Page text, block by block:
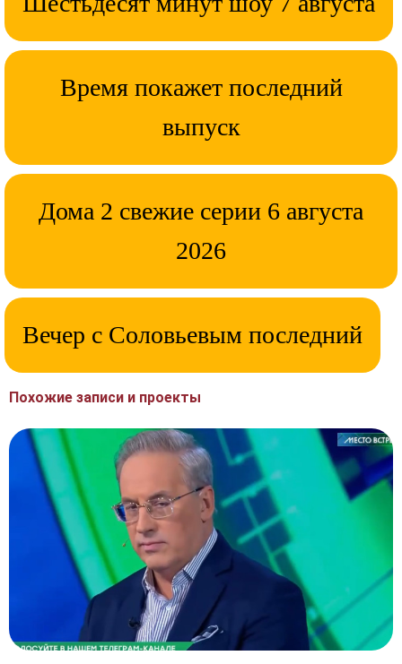
Время покажет последний
выпуск
Дома 2 свежие серии 6 августа
2026
Вечер с Соловьевым последний
Похожие записи и проекты